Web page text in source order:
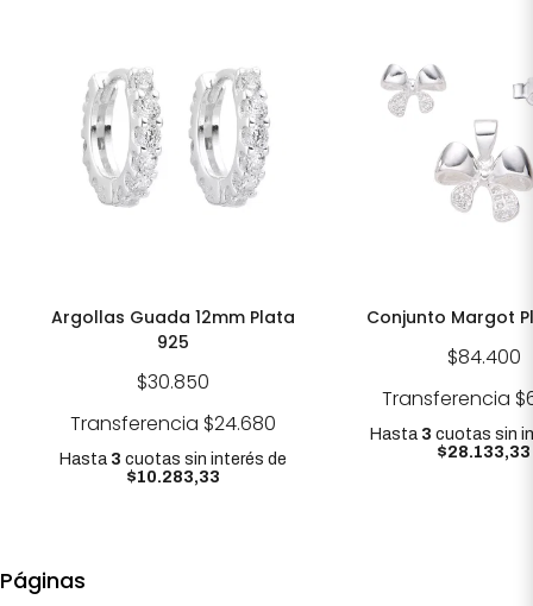
Argollas Guada 12mm Plata
925
$30.850
Transferencia $24.680
Hasta 3 cuotas sin interésde
$10.283,33
Conjunto Margot
$84.400
Transferencia
Hasta 3 cuotas sin
$28.133,33
Páginas